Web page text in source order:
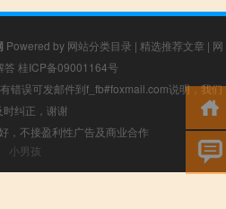
Powered by 网站分类目录 | 精选推荐文章 | 网
答 桂ICP备09001164号
错误可发邮件到f_fb#foxmail.com说明，我们
时纠正，谢谢
，不接盈利性广告及商业合作
小男孩